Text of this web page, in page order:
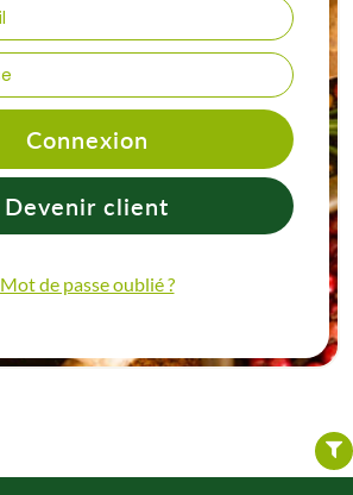
Connexion
Devenir client
Mot de passe oublié ?